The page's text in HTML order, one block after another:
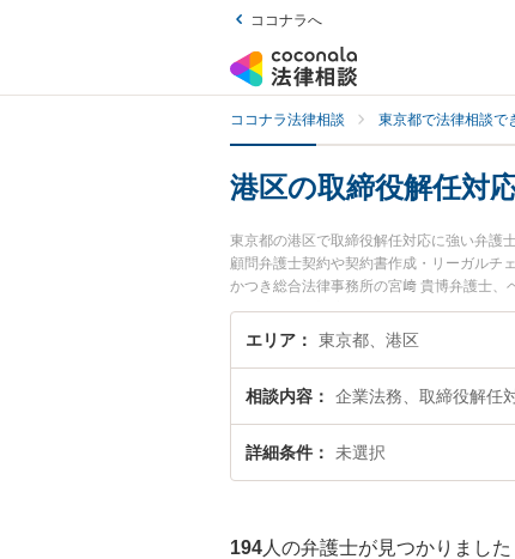
ココナラへ
ココナラ法律相談 東京都で法律相談で
港区の取締役解任対
東京都の港区で取締役解任対応に強い弁護
顧問弁護士契約や契約書作成・リーガルチ
かつき総合法律事務所の宮﨑 貴博弁護士
た取締役解任対応のトラブルを今すぐに弁
相談できる港区内の弁護士に相談予約した
エリア 東京都、港区
相談内容 企業法務、取締役解任
詳細条件 未選択
194 人の弁護士が見つかりました